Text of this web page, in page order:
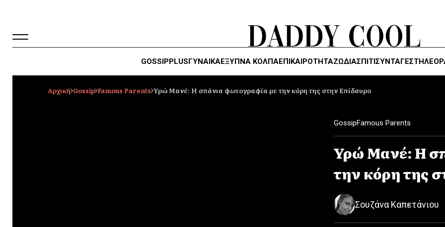
GOSSIPPLUSΓΥΝΑΙΚΑΈΞΥΠΝΑ ΚΌΛΠΑΕΠΙΚΑΙΡΟΤΗΤΑΖΏΔΙΑΣΠΙΤΙΣΥΝΤΑΓΕΣ
Αρχική Gossip Famous Parents Υρώ Μανέ: Η σπάνια φωτογραφία με την κόρη της στην Επίδαυρο
GossipFamous Parents
Υρώ Μανέ: Η
την κόρη της
Σουζάνα Καπετάνιου